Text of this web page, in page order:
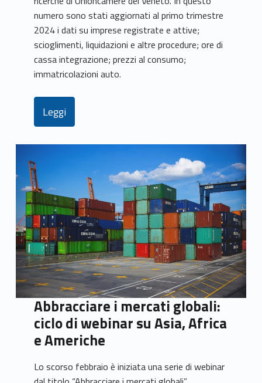
numero sono stati aggiornati al primo trimestre
2024 i dati su imprese registrate e attive;
scioglimenti, liquidazioni e altre procedure; ore di
cassa integrazione; prezzi al consumo;
immatricolazioni auto.
Leggi
Abbracciare i mercati globali:
ciclo di webinar su Asia, Africa
e Americhe
Lo scorso febbraio è iniziata una serie di webinar